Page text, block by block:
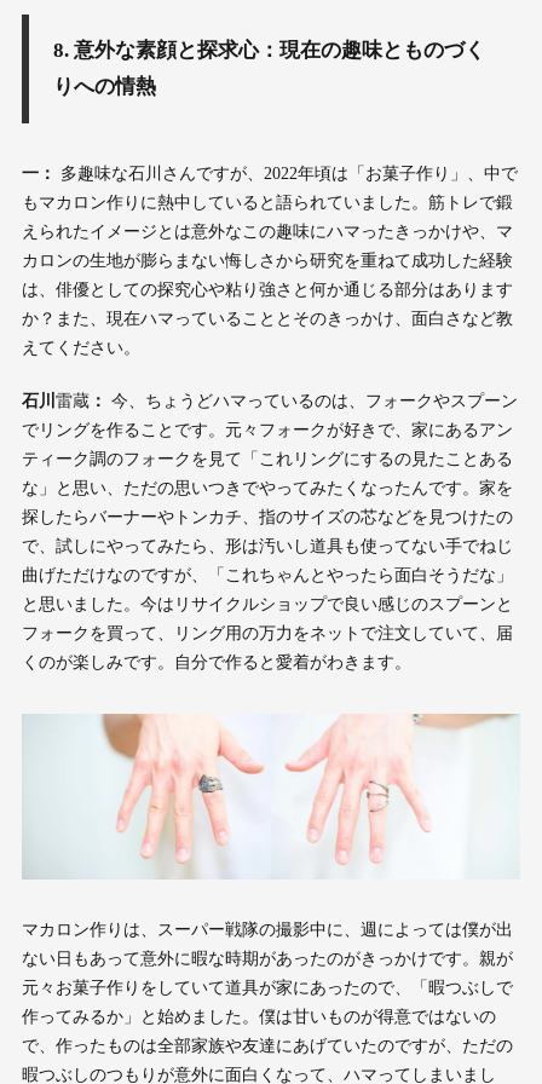
8. 意外な素顔と探求心：現在の趣味とものづく
りへの情熱
一：
多趣味な石川さんですが、2022年頃は「お菓子作り」、中で
もマカロン作りに熱中していると語られていました。筋トレで鍛
えられたイメージとは意外なこの趣味にハマったきっかけや、マ
カロンの生地が膨らまない悔しさから研究を重ねて成功した経験
は、俳優としての探究心や粘り強さと何か通じる部分はあります
か？また、現在ハマっていることとそのきっかけ、面白さなど教
えてください。
石川 雷蔵： 今、ちょうどハマっているのは、フォークやスプーン
でリングを作ることです。元々フォークが好きで、家にあるアン
ティーク調のフォークを見て「これリングにするの見たことある
な」と思い、ただの思いつきでやってみたくなったんです。家を
探したらバーナーやトンカチ、指のサイズの芯などを見つけたの
で、試しにやってみたら、形は汚いし道具も使ってない手でねじ
曲げただけなのですが、「これちゃんとやったら面白そうだな」
と思いました。今はリサイクルショップで良い感じのスプーンと
フォークを買って、リング用の万力をネットで注文していて、届
くのが楽しみです。自分で作ると愛着がわきます。
マカロン作りは、スーパー戦隊の撮影中に、週によっては僕が出
ない日もあって意外に暇な時期があったのがきっかけです。親が
元々お菓子作りをしていて道具が家にあったので、「暇つぶしで
作ってみるか」と始めました。僕は甘いものが得意ではないの
で、作ったものは全部家族や友達にあげていたのですが、ただの
暇つぶしのつもりが意外に面白くなって、ハマってしまいまし